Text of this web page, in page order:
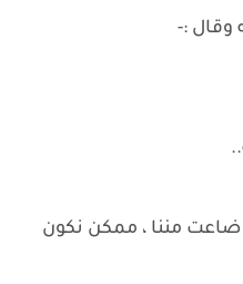
وقال :-
ضاعت مننا ، ممكن نكون